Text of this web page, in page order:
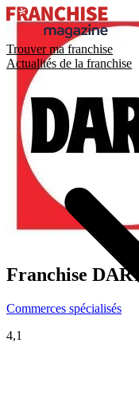
Trouver ma franchise
Actualités de la franchise
Franchise
Commerces spécialisés
4,1